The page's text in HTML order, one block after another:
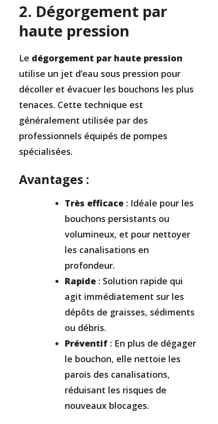
2. Dégorgement par
haute pression
Le dégorgement par haute pression
utilise un jet d’eau sous pression pour
décoller et évacuer les bouchons les plus
tenaces. Cette technique est
généralement utilisée par des
professionnels équipés de pompes
spécialisées.
Avantages :
Très efficace : Idéale pour les
bouchons persistants ou
volumineux, et pour nettoyer
les canalisations en
profondeur.
Rapide : Solution rapide qui
agit immédiatement sur les
dépôts de graisses, sédiments
ou débris.
Préventif : En plus de dégager
le bouchon, elle nettoie les
parois des canalisations,
réduisant les risques de
nouveaux blocages.